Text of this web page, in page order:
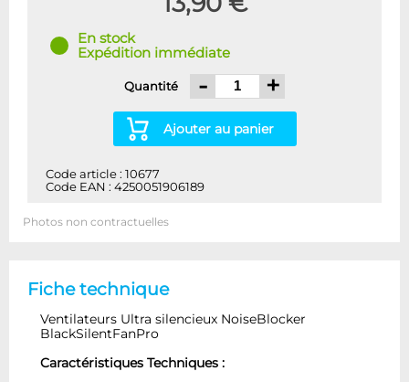
En stock
Expédition immédiate
Quantité - +
Ajouter au panier
Code article : 10677
Code EAN : 4250051906189
Photos non contractuelles
Fiche technique
Ventilateurs Ultra silencieux NoiseBlocker
BlackSilentFanPro
Caractéristiques Techniques :